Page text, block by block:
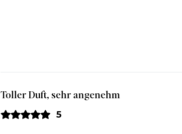
Toller Duft, sehr angenehm
5